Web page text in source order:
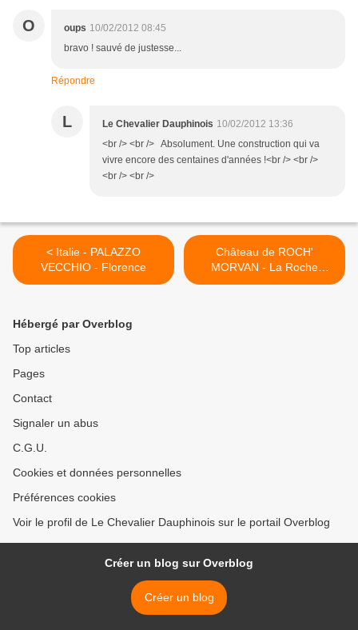
O oups 10/02/2012 08:45
bravo ! sauvé de justesse...
Répondre
L Le Chevalier Dauphinois 10/02/2012 13:36
<br /> <br /> Absolument. Une construction qui va
vivre encore des centaines d'années !<br /> <br />
<br /> <br />
< Italie - PALAZZO
VECCHIO - Florence
Château de ROCH'
MORVAN - La Roche
Maurice >
Hébergé par Overblog
Top articles
Pages
Contact
Signaler un abus
C.G.U.
Cookies et données personnelles
Préférences cookies
Voir le profil de Le Chevalier Dauphinois sur le portail Overblog
Créer un blog sur Overblog
Créer un blog